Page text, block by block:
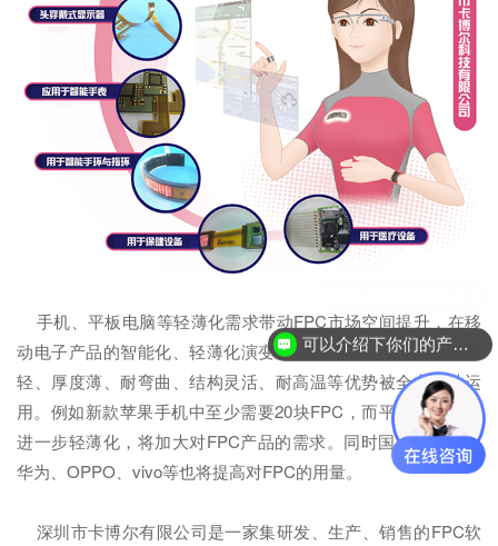
手机、平板电脑等轻薄化需求带动FPC市场空间提升，在移
动电子产品的智能化、轻薄化演变中，FPC由于密度高、重量
轻、厚度薄、耐弯曲、结构灵活、耐高温等优势被全方位地运
用。例如新款苹果手机中至少需要20块FPC，而平板产品也将
进一步轻薄化，将加大对FPC产品的需求。同时国产领先品牌
华为、OPPO、vivo等也将提高对FPC的用量。
深圳市卡博尔有限公司是一家集研发、生产、销售的FPC软
可以介绍下你们的产品么？